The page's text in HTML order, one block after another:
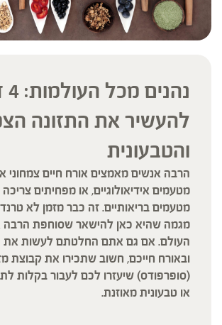
להעשיר את התזונה
והטבעונית
הרבה אנשים מאמצים אורח חיים צמחוני
מטעמים אידיאולוגיים, או מפחיתים
מטעמים בריאותיים. זה כבר מזמן לא
מגמה שהיא כאן להישאר שסוחפת הרבה
העולם. אם גם אתם החלטתם לעשות את
ובאורח חייכם, חשוב שתכירו את קבוצת
(סופרפודס) שיעזרו לכם לעבור בקלות
או טבעונית מאוזנת.